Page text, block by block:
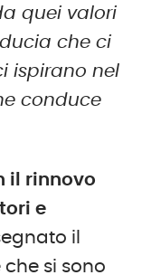
quei valori
che ci
ispirano nel
conduce
il rinnovo
e
il
si sono